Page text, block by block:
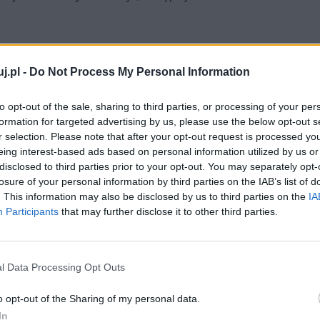
- Do Not Process My Personal Information
opt-out of the sale, sharing to third parties, or processing of your
for targeted advertising by us, please use the below opt-out
selection. Please note that after your opt-out request is processed
interest-based ads based on personal information utilized by us
to third parties prior to your opt-out. You may separately
of your personal information by third parties on the IAB’s list of
This information may also be disclosed by us to third parties on the
Participants that may further disclose it to other third parties.
Data Processing Opt Outs
opt-out of the Sharing of my personal data.
pod koniec XIX wieku, w 1899 roku i tym
Polski. Powstające wówczas w Polsce utwory
wieku, brakiem nadziei i dekadentyzmem.
a sam poeta w 1901 roku popełnił